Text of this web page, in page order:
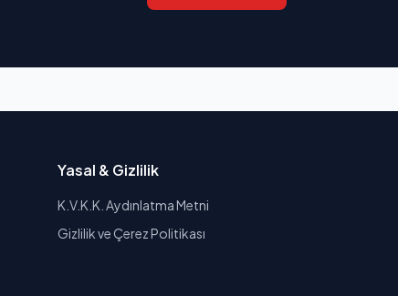
Yasal & Gizlilik
K.V.K.K. Aydınlatma Metni
Gizlilik ve Çerez Politikası